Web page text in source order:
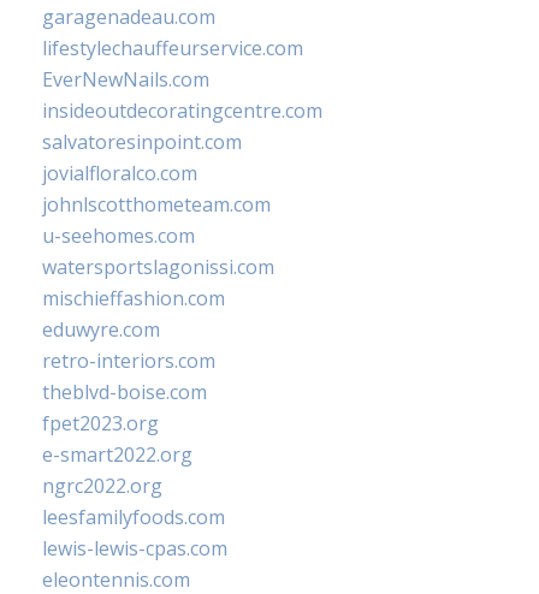
garagenadeau.com
lifestylechauffeurservice.com
EverNewNails.com
insideoutdecoratingcentre.com
salvatoresinpoint.com
jovialfloralco.com
johnlscotthometeam.com
u-seehomes.com
watersportslagonissi.com
mischieffashion.com
eduwyre.com
retro-interiors.com
theblvd-boise.com
fpet2023.org
e-smart2022.org
ngrc2022.org
leesfamilyfoods.com
lewis-lewis-cpas.com
eleontennis.com